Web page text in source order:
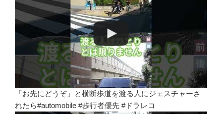
「お先にどうぞ」と横断歩道を渡る人にジェスチャーさ
れたら#automobile #歩行者優先 #ドラレコ